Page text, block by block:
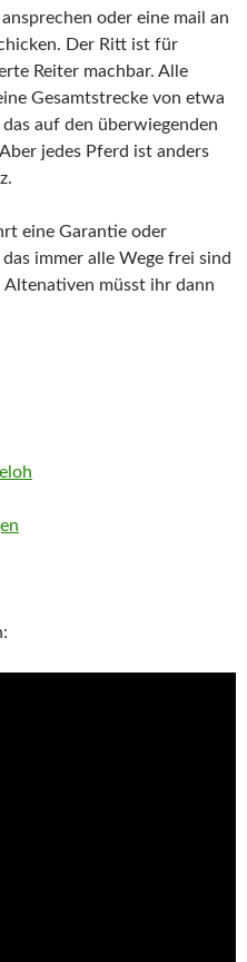
oder eine mail an
Der Ritt ist für
Reiter machbar. Alle
Gesamtstrecke von etwa
auf den überwiegenden
jedes Pferd ist anders
eine Garantie oder
immer alle Wege frei sind
müsst ihr dann